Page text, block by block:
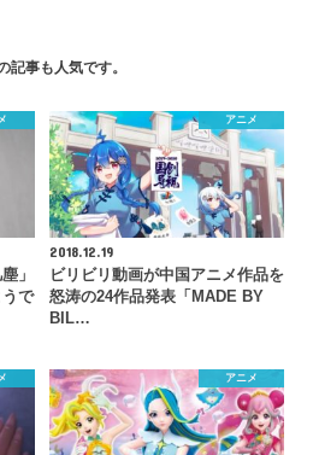
記事も人気です。
」
うで
アニメ
2018.12.19
ビリビリ動画が中国アニメ作品を
怒涛の24作品発表「MADE BY
BIL…
アニメ